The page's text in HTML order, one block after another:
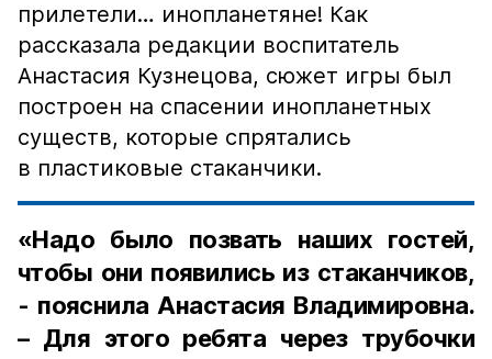
прилетели… инопланетяне! Как
рассказала редакции воспитатель
Анастасия Кузнецова, сюжет игры был
построен на спасении инопланетных
существ, которые спрятались
в пластиковые стаканчики.
«Надо было позвать наших гостей,
чтобы они появились из стаканчиков,
- пояснила Анастасия Владимировна.
– Для этого ребята через трубочки